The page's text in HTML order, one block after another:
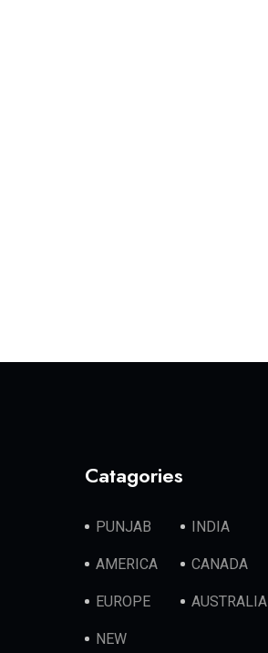
Catagories
PUNJAB INDIA
AMERICA CANADA
EUROPE AUSTRALIA
NEW